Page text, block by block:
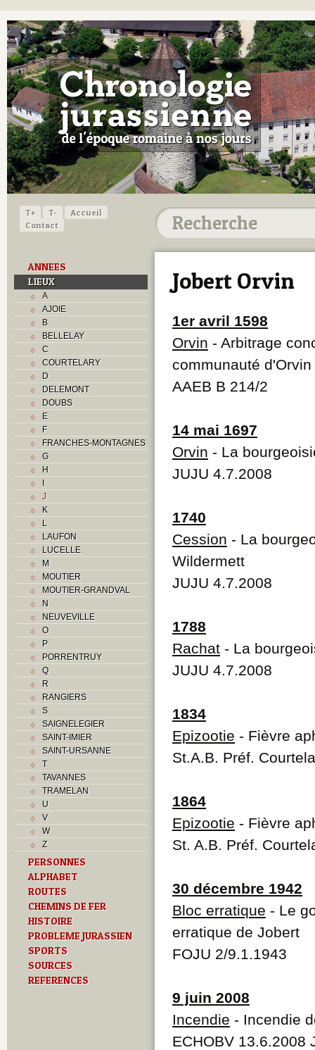
T+ T-
Accueil
Contact
ANNEES
LIEUX
A
AJOIE
B
BELLELAY
C
COURTELARY
D
DELEMONT
DOUBS
E
F
FRANCHES-MONTAGNES
G
H
I
J
K
L
LAUFON
LUCELLE
M
MOUTIER
MOUTIER-GRANDVAL
N
NEUVEVILLE
O
P
PORRENTRUY
Q
R
RANGIERS
S
SAIGNELEGIER
SAINT-IMIER
SAINT-URSANNE
T
TAVANNES
TRAMELAN
U
V
W
Z
PERSONNES
ALPHABET
ROUTES
CHEMINS DE FER
HISTOIRE
PROBLEME JURASSIEN
SPORTS
SOURCES
REFERENCES
Jobert Orvin
1er avril 1598
Orvin - Arbitrage
communauté d'Orvin
AAEB B 214/2
14 mai 1697
Orvin - La
JUJU 4.7.2008
1740
Cession - La
Wildermett
JUJU 4.7.2008
1788
Rachat - La
JUJU 4.7.2008
1834
Epizootie - Fièvre
St.A.B. Préf.
1864
Epizootie - Fièvre
St. A.B. Préf.
30 décembre 1942
Bloc erratique - Le
erratique de Jobert
FOJU 2/9.1.1943
9 juin 2008
Incendie - Incendie
ECHOBV 13.6.2008